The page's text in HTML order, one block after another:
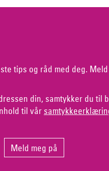
tips og råd med deg.
din, samtykker du til
til vår